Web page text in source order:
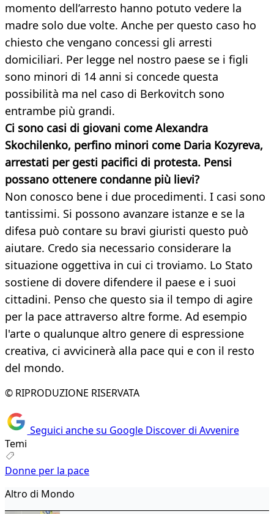
momento dell’arresto hanno potuto vedere la
madre solo due volte. Anche per questo caso ho
chiesto che vengano concessi gli arresti
domiciliari. Per legge nel nostro paese se i figli
sono minori di 14 anni si concede questa
possibilità ma nel caso di Berkovitch sono
entrambe più grandi.
Ci sono casi di giovani come Alexandra
Skochilenko, perfino minori come Daria Kozyreva,
arrestati per gesti pacifici di protesta. Pensi
possano ottenere condanne più lievi?
Non conosco bene i due procedimenti. I casi sono
tantissimi. Si possono avanzare istanze e se la
difesa può contare su bravi giuristi questo può
aiutare. Credo sia necessario considerare la
situazione oggettiva in cui ci troviamo. Lo Stato
sostiene di dovere difendere il paese e i suoi
cittadini. Penso che questo sia il tempo di agire
per la pace attraverso altre forme. Ad esempio
l'arte o qualunque altro genere di espressione
creativa, ci avvicinerà alla pace qui e con il resto
del mondo.
© RIPRODUZIONE RISERVATA
Seguici anche su Google Discover di Avvenire
Temi
Donne per la pace
Altro di Mondo